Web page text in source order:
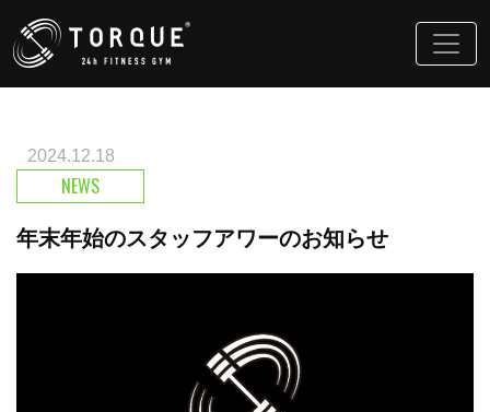
2024.12.18
NEWS
年末年始のスタッフアワーのお知らせ